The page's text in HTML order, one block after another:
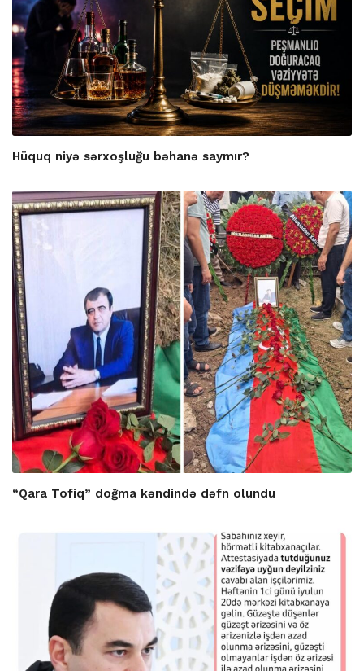
Hüquq niyə sərxoşluğu bəhanə saymır?
“Qara Tofiq” doğma kəndində dəfn olundu